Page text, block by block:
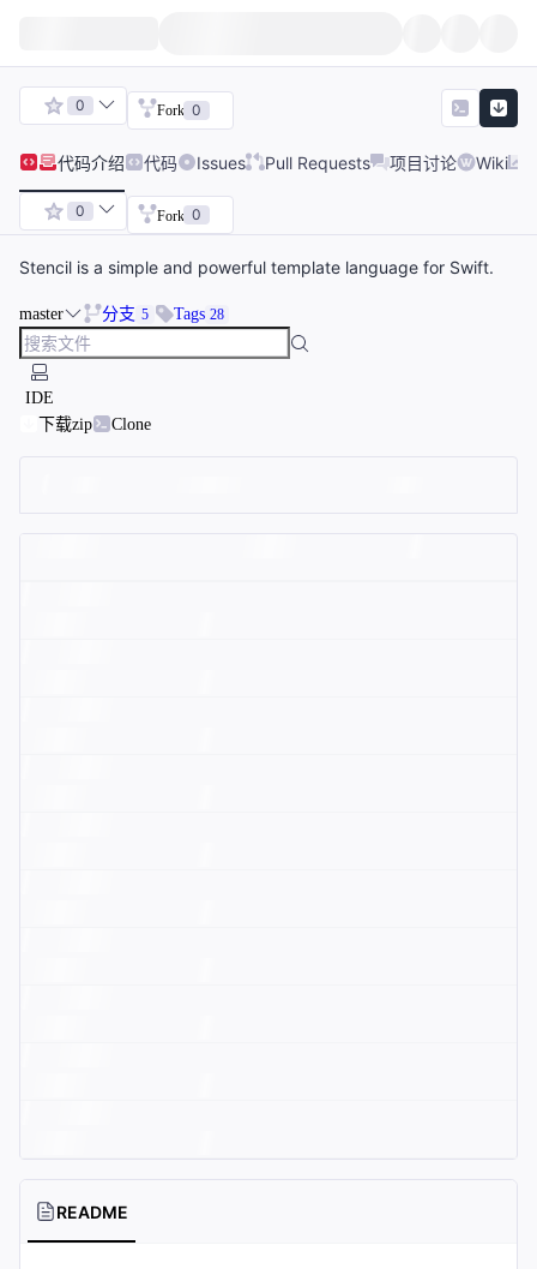
0 Fork 0
代码介绍 代码 Issues Pull Requests 项目讨论 Wiki
0 Fork 0
Stencil is a simple and powerful template language for Swift.
master 分支 5 Tags 28
IDE
下载zip
Clone
README